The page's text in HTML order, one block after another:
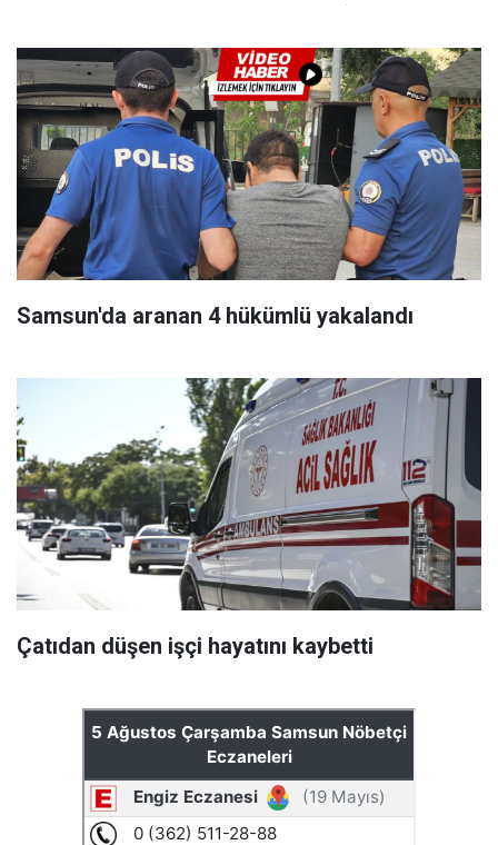
Samsun'da aranan 4 hükümlü yakalandı
Çatıdan düşen işçi hayatını kaybetti